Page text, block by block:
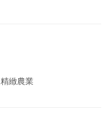
精緻農業